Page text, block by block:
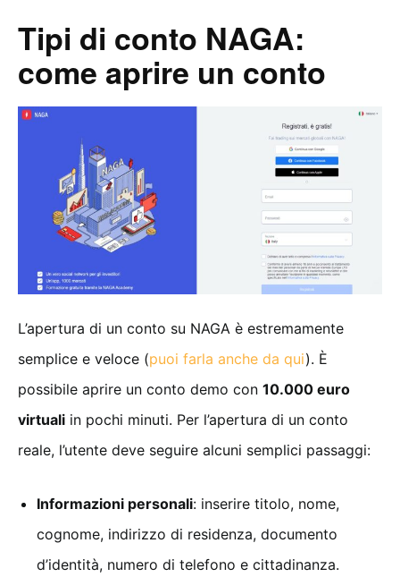
Tipi di conto NAGA:
come aprire un conto
L’apertura di un conto su NAGA è estremamente
semplice e veloce (puoi farla anche da qui). È
possibile aprire un conto demo con 10.000 euro
virtuali in pochi minuti. Per l’apertura di un conto
reale, l’utente deve seguire alcuni semplici passaggi:
Informazioni personali: inserire titolo, nome,
cognome, indirizzo di residenza, documento
d’identità, numero di telefono e cittadinanza.